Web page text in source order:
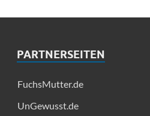
PARTNERSEITEN
FuchsMutter.de
UnGewusst.de